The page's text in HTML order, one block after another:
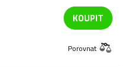
KOUPIT
Porovnat